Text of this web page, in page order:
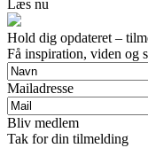
Læs nu
Hold dig opdateret –
Få inspiration, viden og
Mailadresse
Bliv medlem
Tak for din tilmelding